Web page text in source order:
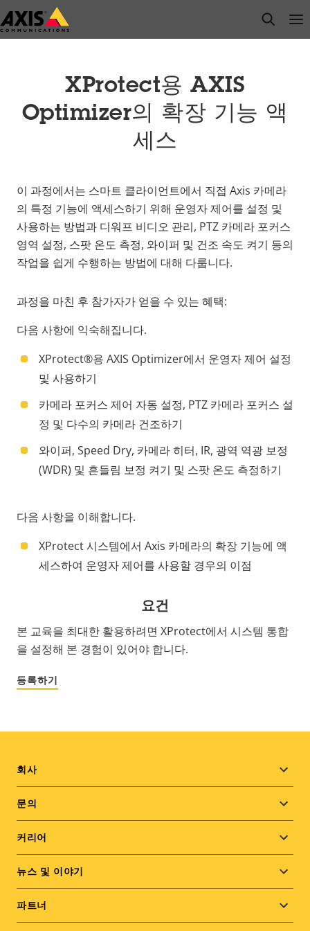
주
요
open
XProtect용 AXIS
Optimizer의 확장 기능 액
세스
이 과정에서는 스마트 클라이언트에서 직접 Axis 카메라
의 특정 기능에 액세스하기 위해 운영자 제어를 설정 및
사용하는 방법과 디워프 비디오 관리, PTZ 카메라 포커스
영역 설정, 스팟 온도 측정, 와이퍼 및 건조 속도 켜기 등의
작업을 쉽게 수행하는 방법에 대해 다룹니다.
과정을 마친 후 참가자가 얻을 수 있는 혜택:
다음 사항에 익숙해집니다.
XProtect®용 AXIS Optimizer에서 운영자 제어 설정
및 사용하기
카메라 포커스 제어 자동 설정, PTZ 카메라 포커스 설
정 및 다수의 카메라 건조하기
와이퍼, Speed Dry, 카메라 히터, IR, 광역 역광 보정
(WDR) 및 흔들림 보정 켜기 및 스팟 온도 측정하기
다음 사항을 이해합니다.
XProtect 시스템에서 Axis 카메라의 확장 기능에 액
세스하여 운영자 제어를 사용할 경우의 이점
요건
본 교육을 최대한 활용하려면 XProtect에서 시스템 통합
을 설정해 본 경험이 있어야 합니다.
등록하기
Footer
menu
회사
문의
커리어
뉴스 및 이야기
파트너